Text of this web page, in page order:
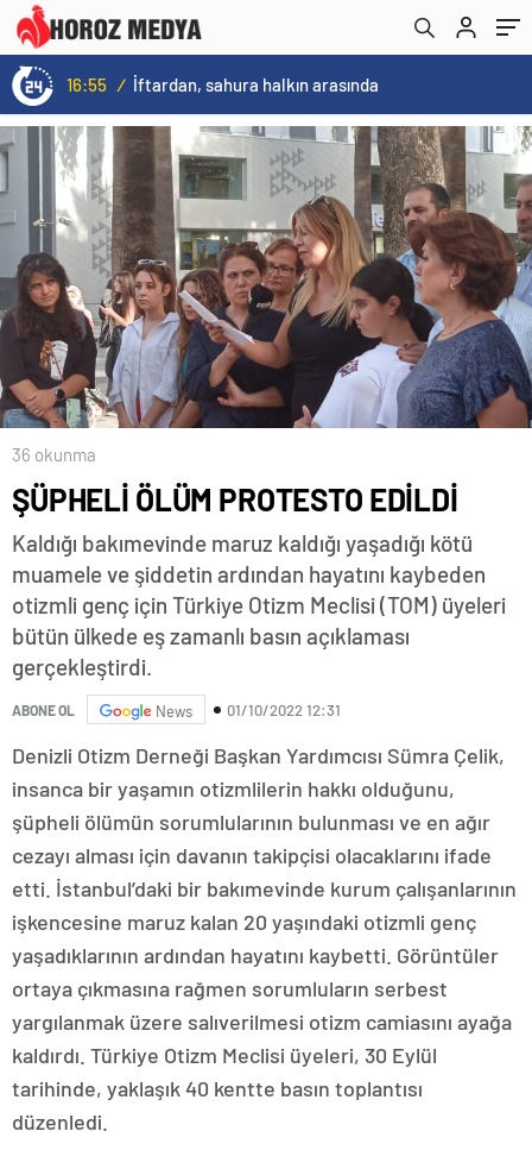
16:55 / İftardan, sahura halkın arasında
36 okunma
ŞÜPHELİ ÖLÜM PROTESTO EDİLDİ
Kaldığı bakımevinde maruz kaldığı yaşadığı kötü
muamele ve şiddetin ardından hayatını kaybeden
otizmli genç için Türkiye Otizm Meclisi (TOM) üyeleri
bütün ülkede eş zamanlı basın açıklaması
gerçekleştirdi.
ABONE OL News 01/10/2022 12:31
Denizli Otizm Derneği Başkan Yardımcısı Sümra Çelik,
insanca bir yaşamın otizmlilerin hakkı olduğunu,
şüpheli ölümün sorumlularının bulunması ve en ağır
cezayı alması için davanın takipçisi olacaklarını ifade
etti. İstanbul’daki bir bakımevinde kurum çalışanlarının
işkencesine maruz kalan 20 yaşındaki otizmli genç
yaşadıklarının ardından hayatını kaybetti. Görüntüler
ortaya çıkmasına rağmen sorumluların serbest
yargılanmak üzere salıverilmesi otizm camiasını ayağa
kaldırdı. Türkiye Otizm Meclisi üyeleri, 30 Eylül
tarihinde, yaklaşık 40 kentte basın toplantısı
düzenledi.